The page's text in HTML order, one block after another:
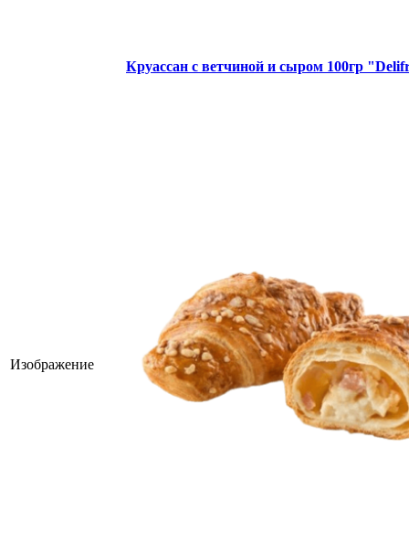
Круассан с ветчиной и сыром 100гр
Изображение